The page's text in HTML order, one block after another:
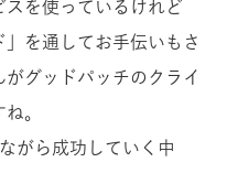
を使っているけれど
を通してお手伝いもさ
グッドパッチのクライ
。
がら成功していく中